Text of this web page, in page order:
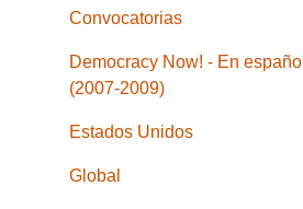
Convocatorias
Democracy Now! - En español
(2007-2009)
Estados Unidos
Global